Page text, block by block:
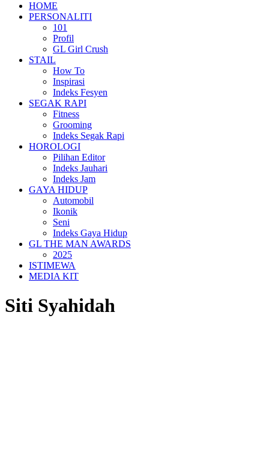
HOME
PERSONALITI
101
Profil
GL Girl Crush
STAIL
How To
Inspirasi
Indeks Fesyen
SEGAK RAPI
Fitness
Grooming
Indeks Segak Rapi
HOROLOGI
Pilihan Editor
Indeks Jauhari
Indeks Jam
GAYA HIDUP
Automobil
Ikonik
Seni
Indeks Gaya Hidup
GL THE MAN AWARDS
2025
ISTIMEWA
MEDIA KIT
Siti Syahidah